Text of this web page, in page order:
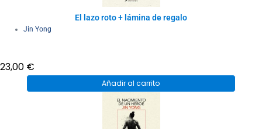
El lazo roto + lámina de regalo
Jin Yong
23,00 €
Añadir al carrito